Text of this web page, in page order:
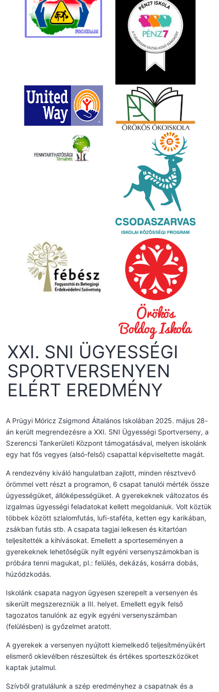
XXI. SNI ÜGYESSÉGI
SPORTVERSENYEN
ELÉRT EREDMÉNY
A Prügyi Móricz Zsigmond Általános Iskolában 2025. május 28-
án került megrendezésre a XXI. SNI Ügyességi Sportverseny, a
Szerencsi Tankerületi Központ támogatásával, melyen iskolánk
egy hat fős vegyes (alsó-felső) csapattal képviseltette magát.
A rendezvény kiváló hangulatban zajlott, minden résztvevő
örömmel vett részt a programon, 6 csapat tanulói mérték össze
ügyességüket, állóképességüket. A gyerekeknek változatos és
izgalmas ügyességi feladatokat kellett megoldaniuk. Volt köztük
többek között szlalomfutás, lufi-staféta, ketten egy karikában,
zsákban futás stb. A csapata tagjai lelkesen és kitartóan
teljesítették a kihívásokat. Emellett a sporteseményen a
gyerekeknek lehetőségük nyílt egyéni versenyszámokban is
próbára tenni magukat, pl.: felülés, dekázás, kosárra dobás,
húzódzkodás.
Iskolánk csapata nagyon ügyesen szerepelt a versenyen és
sikerült megszerezniük a III. helyet. Emellett egyik felső
tagozatos tanulónk az egyik egyéni versenyszámban
(felülésben) is győzelmet aratott.
A gyerekek a versenyen nyújtott kiemelkedő teljesítményükért
elismerő oklevélben részesültek és értékes sporteszközöket
kaptak jutalmul.
Szívből gratulálunk a szép eredményhez a csapatnak és a